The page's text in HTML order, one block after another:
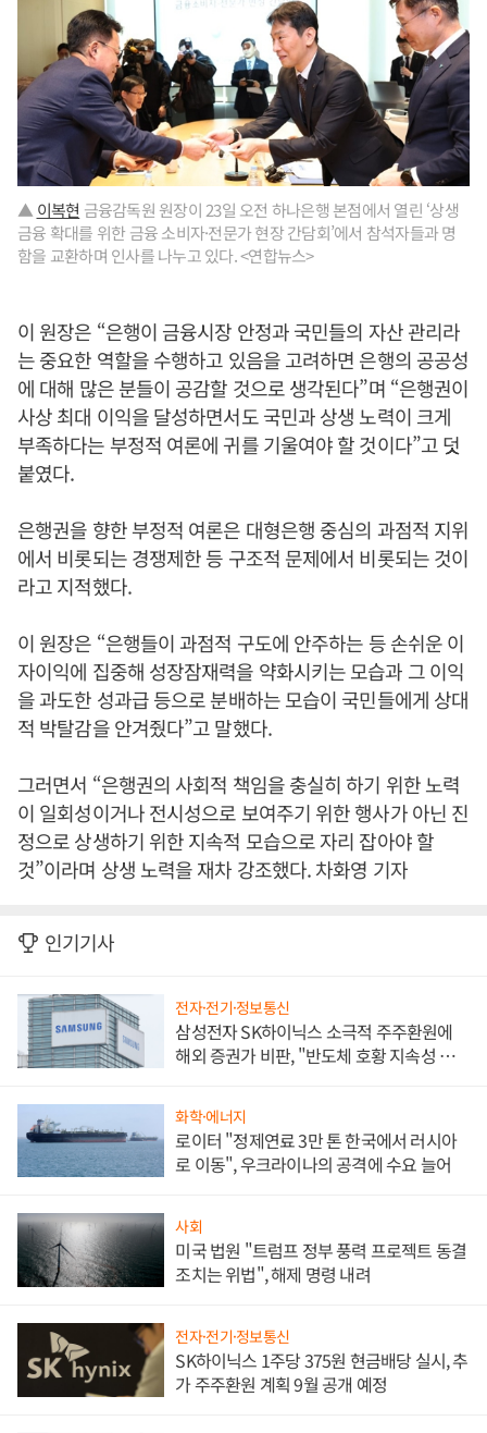
▲ 이복현 금융감독원 원장이 23일 오전 하나은행 본점에서 열린 ‘상생
금융 확대를 위한 금융 소비자·전문가 현장 간담회’에서 참석자들과 명
함을 교환하며 인사를 나누고 있다. <연합뉴스>
이 원장은 “은행이 금융시장 안정과 국민들의 자산 관리라
는 중요한 역할을 수행하고 있음을 고려하면 은행의 공공성
에 대해 많은 분들이 공감할 것으로 생각된다”며 “은행권이
사상 최대 이익을 달성하면서도 국민과 상생 노력이 크게
부족하다는 부정적 여론에 귀를 기울여야 할 것이다”고 덧
붙였다.
은행권을 향한 부정적 여론은 대형은행 중심의 과점적 지위
에서 비롯되는 경쟁제한 등 구조적 문제에서 비롯되는 것이
라고 지적했다.
이 원장은 “은행들이 과점적 구도에 안주하는 등 손쉬운 이
자이익에 집중해 성장잠재력을 약화시키는 모습과 그 이익
을 과도한 성과급 등으로 분배하는 모습이 국민들에게 상대
적 박탈감을 안겨줬다”고 말했다.
그러면서 “은행권의 사회적 책임을 충실히 하기 위한 노력
이 일회성이거나 전시성으로 보여주기 위한 행사가 아닌 진
정으로 상생하기 위한 지속적 모습으로 자리 잡아야 할
것”이라며 상생 노력을 재차 강조했다. 차화영 기자
인기기사
전자·전기·정보통신
삼성전자 SK하이닉스 소극적 주주환원에
해외 증권가 비판, "반도체 호황 지속성 의
화학·에너지
로이터 "정제연료 3만 톤 한국에서 러시아
로 이동", 우크라이나의 공격에 수요 늘어
사회
미국 법원 "트럼프 정부 풍력 프로젝트 동결
조치는 위법", 해제 명령 내려
전자·전기·정보통신
SK하이닉스 1주당 375원 현금배당 실시, 추
가 주주환원 계획 9월 공개 예정